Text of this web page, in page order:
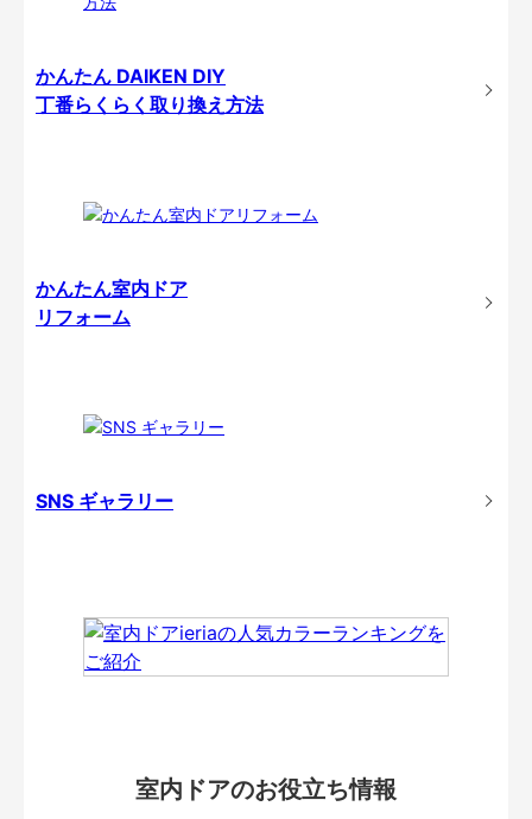
かんたん DAIKEN DIY
丁番らくらく取り換え方法
かんたん室内ドア
リフォーム
SNS ギャラリー
室内ドアのお役立ち情報